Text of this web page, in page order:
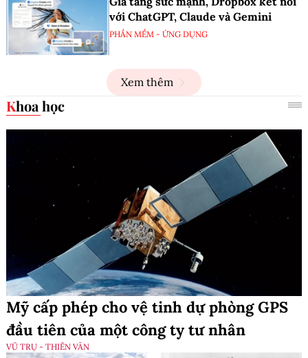
với ChatGPT, Claude và Gemini
PHẦN MỀM - ỨNG DỤNG
Xem thêm
Khoa học
Mỹ cấp phép cho vệ tinh dự phòng GPS
đầu tiên của một công ty tư nhân
VŨ TRỤ - THIÊN VĂN